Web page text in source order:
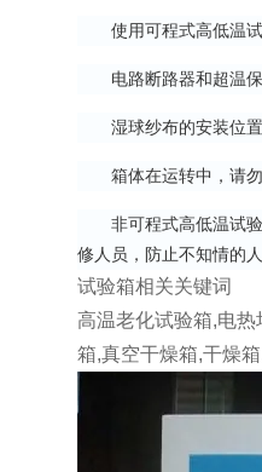
使用可程式高低温试
电路断路器和超温保
湿球纱布的安装位置
箱体在运转中，请勿
非可程式高低温试验
修人员，防止不知情的
试验箱相关关键词
高温老化试验箱,电
箱,真空干燥箱,干燥